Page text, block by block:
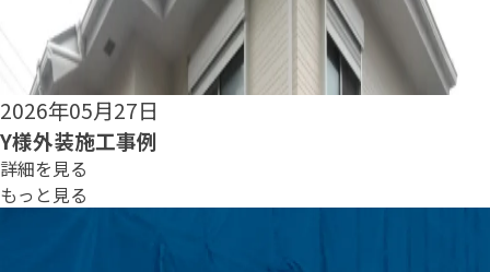
2026年05月25日
S様外装施工事例
詳細を見る
もっと見る